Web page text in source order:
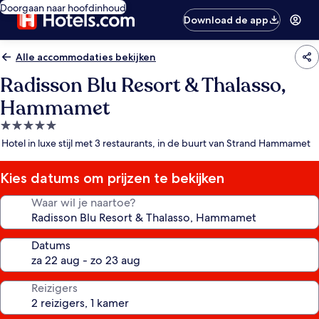
Doorgaan naar hoofdinhoud
Download de app
Alle accommodaties bekijken
Radisson Blu Resort & Thalasso,
Hammamet
5.0-
sterrenaccommodatie
Hotel in luxe stijl met 3 restaurants, in de buurt van Strand Hammamet
Kies datums om prijzen te bekijken
Waar wil je naartoe?
Datums
Reizigers